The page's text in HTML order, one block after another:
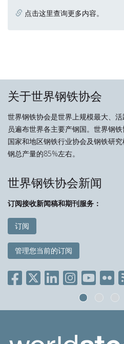
点击这里查询更多内容。
关于世界钢铁协会
世界钢铁协会是世界上规模最大、
员遍布世界各主要产钢国。世界钢铁
国家和地区钢铁行业协会及钢铁研
钢总产量的85%左右。
世界钢铁协会新闻
订阅接收新闻稿和期刊服务：
订阅
管理您当前的订阅